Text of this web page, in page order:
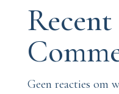
Recent
Geen reacties om